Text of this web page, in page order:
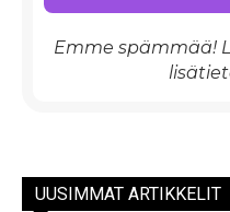
Emme spämmää!
UUSIMMAT ARTIKKELIT